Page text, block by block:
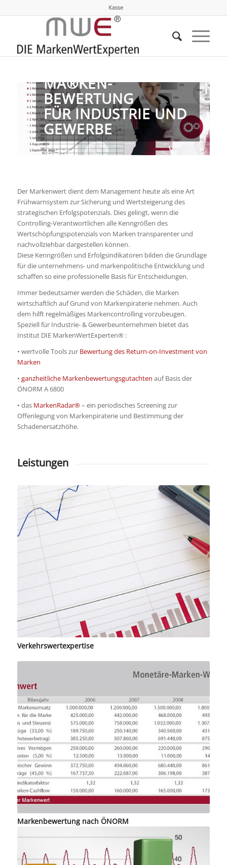
Kasse
MA®KEN-
BEWERTUNG
FÜR INDUSTRIE UND
GEWERBE
Der Markenwert dient dem Management heute als eine Art
Frühwarnsystem zur Sicherung und Wertsteigerung des
strategischen Erfolgspotenzials. Dies gelingt, wenn die
Controlling-Verantwortlichen alle Kenngrößen des
Wertschöpfungspotenzials von Marken transparenter und
nachvollziehbar dargestellen können.
Diese Kenngrößen und Erfolgsindikatoren bilden die Grundlage
für die unternehmens- und markenpolitische Entwicklung und
schaffen so eine professionelle Basis für Entscheidungen.
Immer bedeutsamer werden die Schäden, die Marken
wirtschaftlich auf Grund von Markenpiraterie nehmen. Auch
dem hilft regelmäßiges Markencontrolling vorzubeugen.
Speziell für Industrie- & Gewerbeunternehmen bietet das
Institut DIE MarkenWertExperten® :
• wertvolle Tools zur Bewertung des Return-on-Investment von
Marken
• ganzheitliche Markenbewertungsgutachten auf Basis der
ÖNORM A 6800
• das MarkenRadar®– ein periodisches Screening zur
Offenlegung von Markenpiraterie und Bestimmung der
Schadenersatzhöhe.
Leistungen
Verkehrswertexpertise
Markenbewertung nach ÖNORM